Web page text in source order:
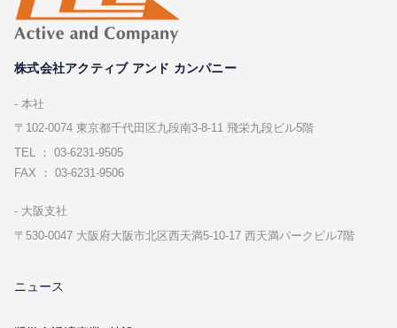
株式会社アクティブ アンド カンパニー
本社
〒102-0074 東京都千代⽥区九段南3-8-11 飛栄九段ビル5階
TEL ： 03-6231-9505
FAX ： 03-6231-9506
⼤阪⽀社
〒530-0047 ⼤阪府⼤阪市北区⻄天満5-10-17 ⻄天満パークビル7階
ニュース